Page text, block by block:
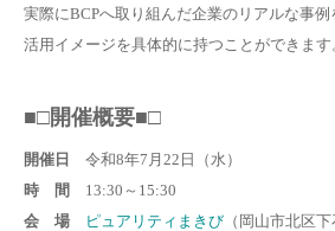
実際にBCPへ取り組んだ企業のリアルな事
活用イメージを具体的に持つことができます
■□開催概要■□
開催日 令和8年7月22日（水）
時 間 13:30～15:30
会 場
ピュアリティまきび （岡山市北区下